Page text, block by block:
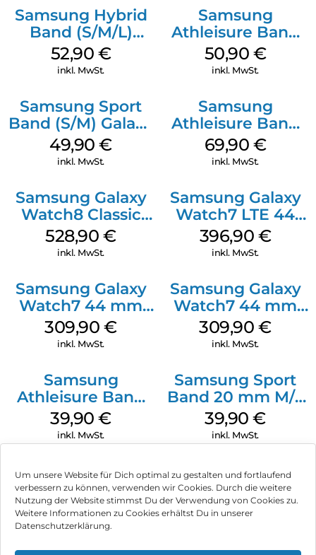
Um unsere Website für Dich optimal zu gestalten und fortlaufend
verbessern zu können, verwenden wir Cookies. Durch die weitere
Nutzung der Website stimmst Du der Verwendung von Cookies zu.
Weitere Informationen zu Cookies erhältst Du in unserer
Datenschutzerklärung.
Samsung Hybrid
Band (S/M/L)
Galaxy
Watch8/Watch8
52,90 €
inkl. MwSt.
Samsung
Athleisure Band
(M/L) Galaxy
Watch8/Watch8
50,90 €
inkl. MwSt.
Samsung Sport
Band (S/M) Galaxy
Watch8/Watch8
Classic White
49,90€
inkl. MwSt.
Samsung
Athleisure Band
(M/L) Galaxy
Watch8/Watch8
69,90 €
inkl. MwSt.
Samsung Galaxy
Watch8 Classic
Black
528,90€
inkl. MwSt.
Samsung Galaxy
Watch7 LTE 44
mm Green
396,90 €
inkl. MwSt.
Samsung Galaxy
Watch7 44 mm
Silver
309,90€
inkl. MwSt.
Samsung Galaxy
Watch7 44 mm
Green
309,90€
inkl. MwSt.
Samsung
Athleisure Band
M/L Galaxy
Watch7 Silver
39,90€
inkl. MwSt.
Samsung Sport
Band 20 mm M/L
Galaxy Watch4
Serie Graphite
39,90€
inkl. MwSt.
Impressum